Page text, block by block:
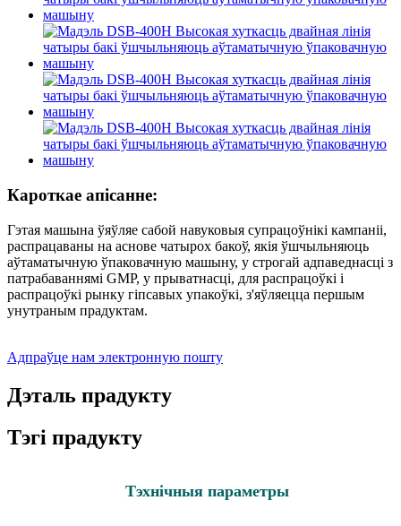
Кароткае апісанне:
Гэтая машына ўяўляе сабой навуковыя супрацоўнікі кампаніі,
распрацаваны на аснове чатырох бакоў, якія ўшчыльняюць
аўтаматычную ўпаковачную машыну, у строгай адпаведнасці з
патрабаваннямі GMP, у прыватнасці, для распрацоўкі і
распрацоўкі рынку гіпсавых упакоўкі, з'яўляецца першым
унутраным прадуктам.
Адпраўце нам электронную пошту
Дэталь прадукту
Тэгі прадукту
Тэхнічныя параметры